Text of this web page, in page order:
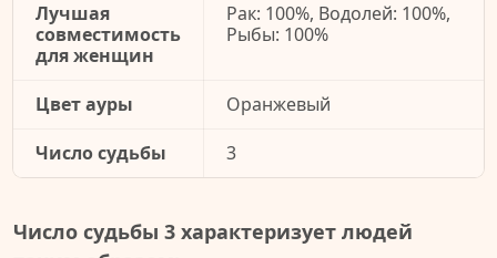
Лучшая
совместимость
для женщин
Рак: 100%, Водолей: 100%,
Рыбы: 100%
Цвет ауры
Оранжевый
Число судьбы
3
Число судьбы 3 характеризует людей